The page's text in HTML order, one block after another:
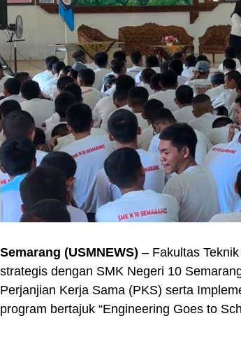
Semarang (USMNEWS) – Fakultas
strategis dengan SMK Negeri 10
Perjanjian Kerja Sama (PKS) serta
program bertajuk “Engineering Goes to